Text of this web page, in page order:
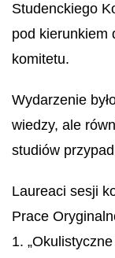
Studenckiego
pod kierunkiem
komitetu.
Wydarzenie
wiedzy, ale
studiów
Laureaci sesji
Prace
1.